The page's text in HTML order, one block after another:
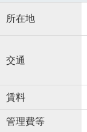
所在地
交通
賃料
管理費等